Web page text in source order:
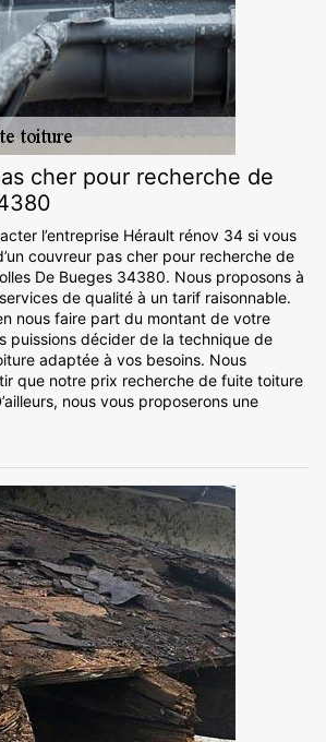
cher pour recherche de
l’entreprise Hérault rénov 34 si vous
couvreur pas cher pour recherche de
De Bueges 34380. Nous proposons à
de qualité à un tarif raisonnable.
nous faire part du montant de votre
puissions décider de la technique de
adaptée à vos besoins. Nous
que notre prix recherche de fuite toiture
nous vous proposerons une